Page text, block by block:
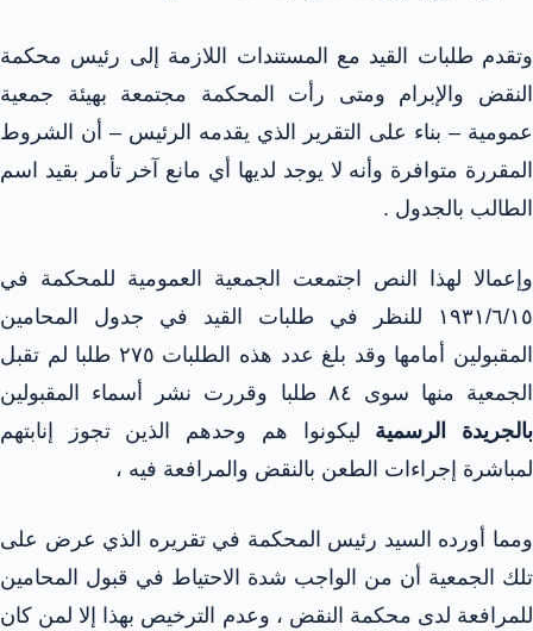
وتقدم طلبات القيد مع المستندات اللازمة إلى رئيس محكمة
النقض والإبرام ومتى رأت المحكمة مجتمعة بهيئة جمعية
عمومية – بناء على التقرير الذي يقدمه الرئيس – أن الشروط
المقررة متوافرة وأنه لا يوجد لديها أي مانع آخر تأمر بقيد اسم
الطالب بالجدول .
وإعمالا لهذا النص اجتمعت الجمعية العمومية للمحكمة في
١٩٣١/٦/١٥ للنظر في طلبات القيد في جدول المحامين
المقبولين أمامها وقد بلغ عدد هذه الطلبات ٢٧٥ طلبا لم تقبل
الجمعية منها سوى ٨٤ طلبا وقررت نشر أسماء المقبولين
بالجريدة الرسمية ليكونوا هم وحدهم الذين تجوز إنابتهم
لمباشرة إجراءات الطعن بالنقض والمرافعة فيه ،
ومما أورده السيد رئيس المحكمة في تقريره الذي عرض على
تلك الجمعية أن من الواجب شدة الاحتياط في قبول المحامين
للمرافعة لدى محكمة النقض ، وعدم الترخيص بهذا إلا لمن كان